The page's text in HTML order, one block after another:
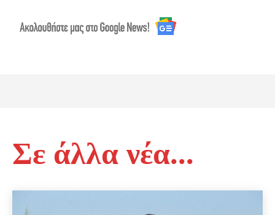
Σε άλλα νέα...